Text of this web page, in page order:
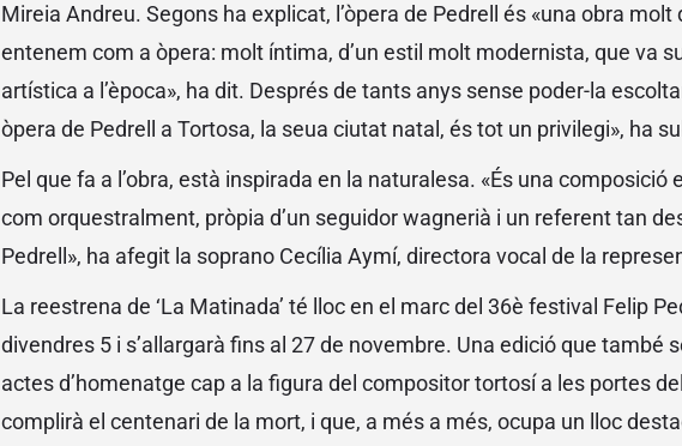
Mireia Andreu. Segons ha explicat, l’òpera de Pedrell és «una obra
entenem com a òpera: molt íntima, d’un estil molt modernista, que va
artística a l’època», ha dit. Després de tants anys sense poder-la
òpera de Pedrell a Tortosa, la seua ciutat natal, és tot un privilegi», ha
Pel que fa a l’obra, està inspirada en la naturalesa. «És una
com orquestralment, pròpia d’un seguidor wagnerià i un referent tan
Pedrell», ha afegit la soprano Cecília Aymí, directora vocal de la
La reestrena de ‘La Matinada’ té lloc en el marc del 36è festival Felip
divendres 5 i s’allargarà fins al 27 de novembre. Una edició que també
actes d’homenatge cap a la figura del compositor tortosí a les portes
complirà el centenari de la mort, i que, a més a més, ocupa un lloc